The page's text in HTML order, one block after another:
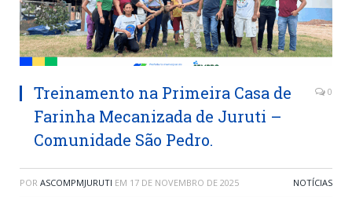
Treinamento na Primeira Casa de
Farinha Mecanizada de Juruti –
Comunidade São Pedro.
0
POR ASCOMPMJURUTI EM 17 DE NOVEMBRO DE 2025 NOTÍCIAS